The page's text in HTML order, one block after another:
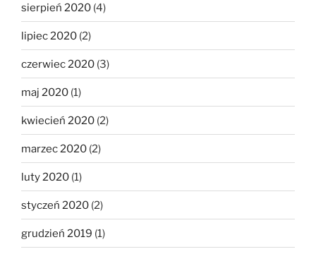
sierpień 2020 (4)
lipiec 2020 (2)
czerwiec 2020 (3)
maj 2020 (1)
kwiecień 2020 (2)
marzec 2020 (2)
luty 2020 (1)
styczeń 2020 (2)
grudzień 2019 (1)